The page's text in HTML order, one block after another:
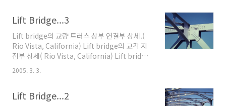
기울어진 서스펜션 체인과 축 늘어진 곡선 트러
스 등이 조롱의 대상이었다. 때문에 1940년에 ..
Lift Bridge...3
Lift bridge의 교량 트러스 상부 연결부 상세.(
Rio Vista, California) Lift bridge의 교각 지
점부 상세( Rio Vista, California) Lift bridge
의 교대부 상세( Rio Vista, California)
2005. 3. 3.
Lift Bridge...2